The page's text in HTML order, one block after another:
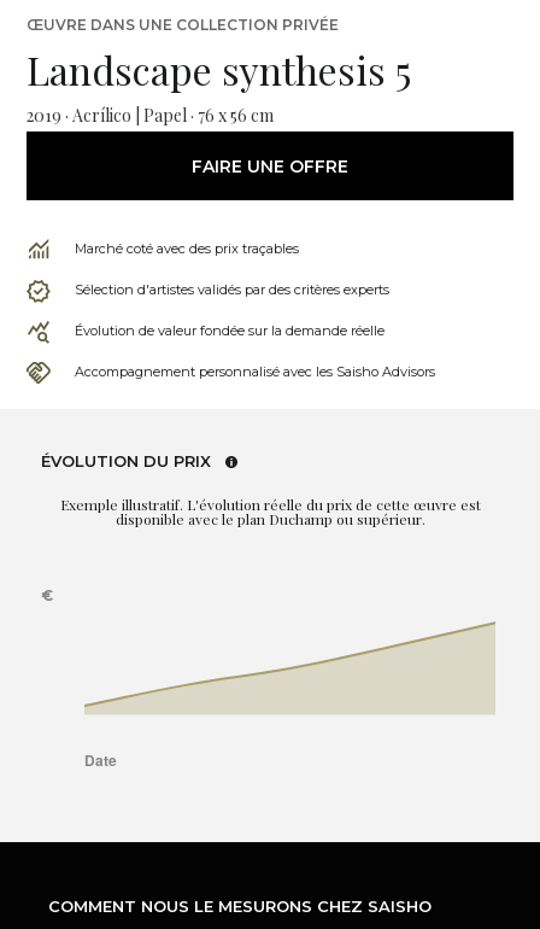
ŒUVRE DANS UNE COLLECTION PRIVÉE
Landscape synthesis 5
2019 · Acrílico | Papel · 76 x 56 cm
FAIRE UNE OFFRE
Marché coté avec des prix traçables
Sélection d'artistes validés par des critères experts
Évolution de valeur fondée sur la demande réelle
Accompagnement personnalisé avec les Saisho Advisors
ÉVOLUTION DU PRIX
Exemple illustratif. L'évolution réelle du prix de cette œuvre est
disponible avec le plan Duchamp ou supérieur.
COMMENT NOUS LE MESURONS CHEZ SAISHO